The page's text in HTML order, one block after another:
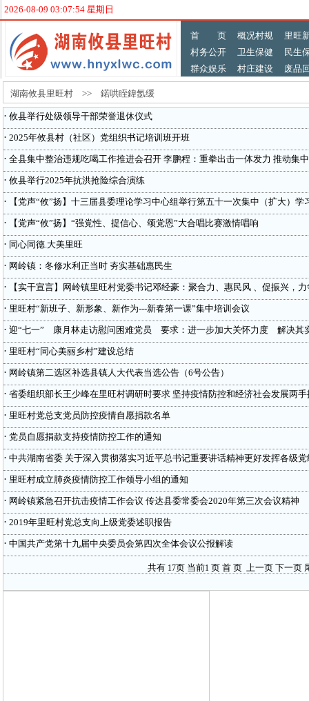
2026-08-09 03:07:54 星期日
首 页 概况村规
里旺
村务公开
卫生保健
民生
群众娱乐
村庄建设 废品
湖南攸县里旺村 >> 鍩哄眰鍏氬缓
· 攸县举行处级领导干部荣誉退休仪式
· 2025年攸县村（社区）党组织书记培训班开班
· 全县集中整治违规吃喝工作推进会召开 李鹏程：重拳出击一体发力 推动集中
· 攸县举行2025年抗洪抢险综合演练
· 【党声“攸”扬】十三届县委理论学习中心组举行第五十一次集中（扩大）学
· 【党声“攸”扬】“强党性、提信心、颂党恩”大合唱比赛激情唱响
· 同心同德.大美里旺
· 网岭镇：冬修水利正当时 夯实基础惠民生
· 【实干宣言】网岭镇里旺村党委书记邓经豪：聚合力、惠民风 、促振兴，力
· 里旺村“新班子、新形象、新作为---新春第一课”集中培训会议
· 迎“七一” 康月林走访慰问困难党员 要求：进一步加大关怀力度 解决其
· 里旺村“同心美丽乡村”建设总结
· 网岭镇第二选区补选县镇人大代表当选公告（6号公告）
· 省委组织部长王少峰在里旺村调研时要求 坚持疫情防控和经济社会发展两手
· 里旺村党总支党员防控疫情自愿捐款名单
· 党员自愿捐款支持疫情防控工作的通知
· 中共湖南省委 关于深入贯彻落实习近平总书记重要讲话精神更好发挥各级党
· 里旺村成立肺炎疫情防控工作领导小组的通知
· 网岭镇紧急召开抗击疫情工作会议 传达县委常委会2020年第三次会议精神
· 2019年里旺村党总支向上级党委述职报告
· 中国共产党第十九届中央委员会第四次全体会议公报解读
共有 17页 当前1 页 首 页 上一页 下一页